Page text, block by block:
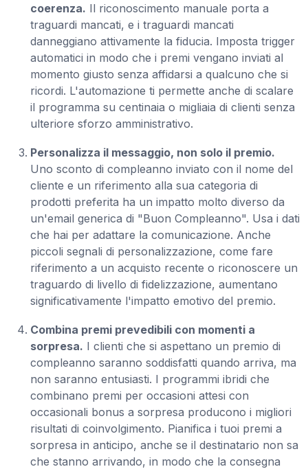
coerenza. Il riconoscimento manuale porta a
traguardi mancati, e i traguardi mancati
danneggiano attivamente la fiducia. Imposta trigger
automatici in modo che i premi vengano inviati al
momento giusto senza affidarsi a qualcuno che si
ricordi. L'automazione ti permette anche di scalare
il programma su centinaia o migliaia di clienti senza
ulteriore sforzo amministrativo.
Personalizza il messaggio, non solo il premio.
Uno sconto di compleanno inviato con il nome del
cliente e un riferimento alla sua categoria di
prodotti preferita ha un impatto molto diverso da
un'email generica di "Buon Compleanno". Usa i dati
che hai per adattare la comunicazione. Anche
piccoli segnali di personalizzazione, come fare
riferimento a un acquisto recente o riconoscere un
traguardo di livello di fidelizzazione, aumentano
significativamente l'impatto emotivo del premio.
Combina premi prevedibili con momenti a
sorpresa. I clienti che si aspettano un premio di
compleanno saranno soddisfatti quando arriva, ma
non saranno entusiasti. I programmi ibridi che
combinano premi per occasioni attesi con
occasionali bonus a sorpresa producono i migliori
risultati di coinvolgimento. Pianifica i tuoi premi a
sorpresa in anticipo, anche se il destinatario non sa
che stanno arrivando, in modo che la consegna